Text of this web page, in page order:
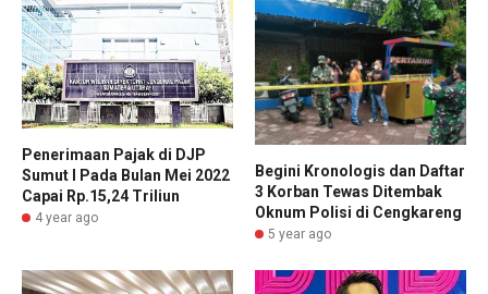
Penerimaan Pajak di DJP
Sumut I Pada Bulan Mei 2022
Capai Rp.15,24 Triliun
4 year ago
Begini Kronologis dan Daftar
3 Korban Tewas Ditembak
Oknum Polisi di Cengkareng
5 year ago